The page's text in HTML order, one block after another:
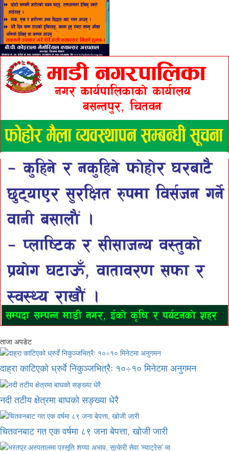
ताजा अपडेट
दाह्रा काटिएको ध्रुर्वे निकुञ्जभित्रैः १०÷१० मिनेटमा अनुगमन
नदी तटीय क्षेत्रमा बाघको सङ्ख्या धेरै
चितवनबाट गत एक वर्षमा ८९ जना बेपत्ता, खोजी जारी